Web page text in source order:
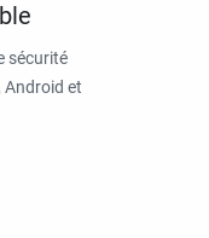
sécurité
Android et